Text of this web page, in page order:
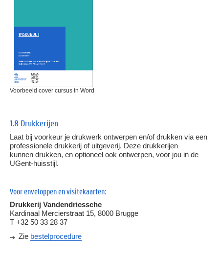
Voorbeeld cover cursus in Word
1.8 Drukkerijen
Laat bij voorkeur je drukwerk ontwerpen en/of drukken via een
professionele drukkerij of uitgeverij. Deze drukkerijen
kunnen drukken, en optioneel ook ontwerpen, voor jou in de
UGent-huisstijl.
Voor enveloppen en visitekaarten:
Drukkerij Vandendriessche
Kardinaal Mercierstraat 15, 8000 Brugge
T +32 50 33 28 37
Zie bestelprocedure